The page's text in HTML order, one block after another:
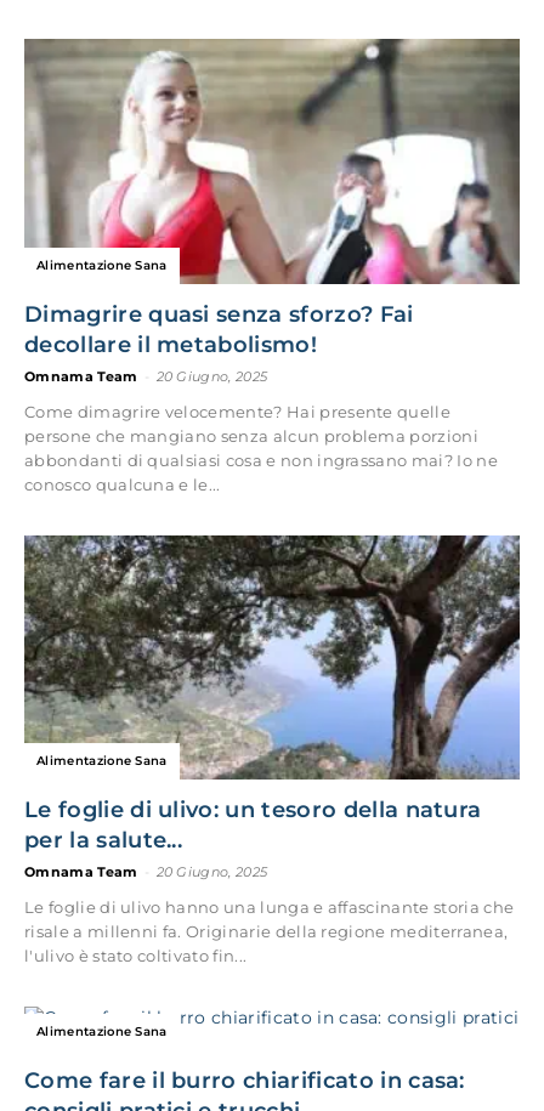
Alimentazione Sana
Dimagrire quasi senza sforzo? Fai
decollare il metabolismo!
Omnama Team 20 Giugno, 2025
Come dimagrire velocemente? Hai presente quelle
persone che mangiano senza alcun problema porzioni
abbondanti di qualsiasi cosa e non ingrassano mai? Io ne
conosco qualcuna e le...
Alimentazione Sana
Le foglie di ulivo: un tesoro della natura
per la salute...
Omnama Team 20 Giugno, 2025
Le foglie di ulivo hanno una lunga e affascinante storia che
risale a millenni fa. Originarie della regione mediterranea,
l'ulivo è stato coltivato fin...
Alimentazione Sana
Come fare il burro chiarificato in casa: